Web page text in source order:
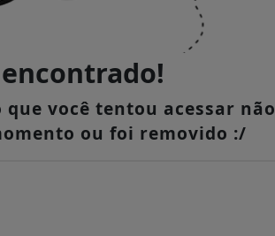
você tentou acessar não
ou foi removido :/